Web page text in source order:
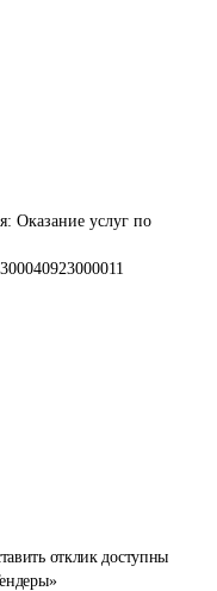
отклик доступны
Оказание услуг по